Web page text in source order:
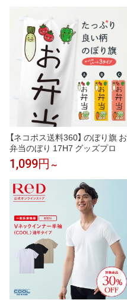
【ネコポス送料360】 のぼり旗 お
弁当のぼり 17H7 グッズプロ
1,099円 ～